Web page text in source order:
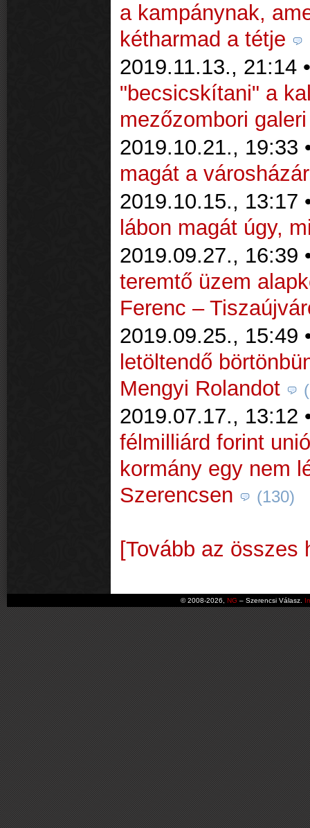
a kampánynak,
kétharmad a tétje
2019.11.13., 21:14
"becsicskítani" a
mezőzombori galeri
2019.10.21., 19:33
magát a
2019.10.15., 13:17
lábon magát úgy,
2019.09.27., 16:39
teremtő üzem
Ferenc –
2019.09.25., 15:49
letöltendő
Mengyi Rolandot
2019.07.17., 13:12
félmilliárd forint
kormány egy nem
Szerencsen
(130)
[Tovább az összes
© 2008-2026, NG – Szerencsi Válasz.